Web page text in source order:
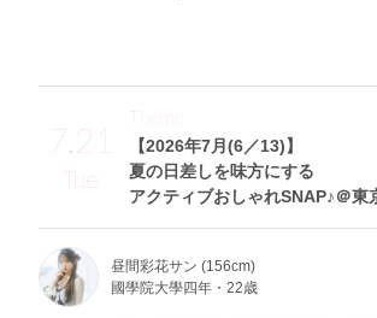
7.21
Tue
【2026年7月(6／13)】
夏の日差しを味方にする
アクティブおしゃれSNAP♪＠東
Theme
昼間彩花サン (156cm)
國學院大學四年・22歳